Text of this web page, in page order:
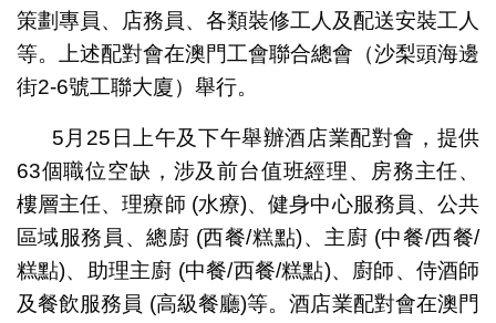
策劃專員、店務員、各類裝修工人及配送安裝工人
等。上述配對會在澳門工會聯合總會（沙梨頭海邊
街2-6號工聯大廈）舉行。
5月25日上午及下午舉辦酒店業配對會，提供
63個職位空缺，涉及前台值班經理、房務主任、
樓層主任、理療師 (水療)、健身中心服務員、公共
區域服務員、總廚 (西餐/糕點)、主廚 (中餐/西餐/
糕點)、助理主廚 (中餐/西餐/糕點)、廚師、侍酒師
及餐飲服務員 (高級餐廳)等。酒店業配對會在澳門